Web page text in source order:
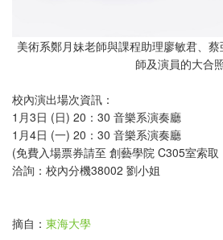
美術系鄭月妹老師與課程助理廖敏君、
師及演員的大合
校內演出場次資訊：
1月3日 (日) 20：30 音樂系演奏廳
1月4日 (一) 20：30 音樂系演奏廳
(免費入場票券請至 創藝學院 C305室索取
洽詢：校內分機38002 劉小姐
摘自： 東海大學